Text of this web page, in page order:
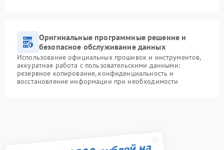
Оригинальные программные решение и
безопасное обслуживание данных
Использование официальных прошивок и инструментов,
аккуратная работа с пользовательскими данными:
резервное копирование, конфиденциальность и
восстановление информации при необходимости